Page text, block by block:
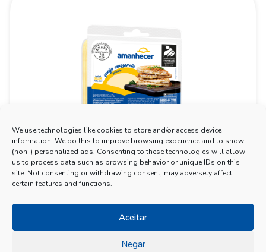
We use technologies like cookies to store and/or access device
information. We do this to improve browsing experience and to show
(non-) personalized ads. Consenting to these technologies will allow
us to process data such as browsing behavior or unique IDs on this
site. Not consenting or withdrawing consent, may adversely affect
certain features and functions.
Aceitar
Negar